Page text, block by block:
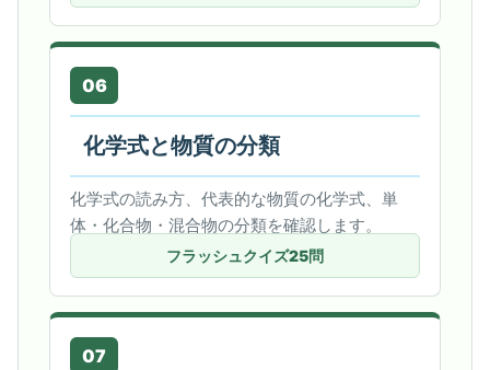
06
化学式と物質の分類
化学式の読み方、代表的な物質の化学式、単
体・化合物・混合物の分類を確認します。
フラッシュクイズ25問
07